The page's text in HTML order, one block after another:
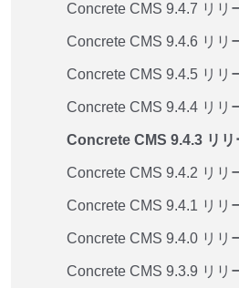
Concrete CMS 9.4.7 リリ
Concrete CMS 9.4.6 リリ
Concrete CMS 9.4.5 リリ
Concrete CMS 9.4.4 リリ
Concrete CMS 9.4.3 リリ
Concrete CMS 9.4.2 リリ
Concrete CMS 9.4.1 リリ
Concrete CMS 9.4.0 リリ
Concrete CMS 9.3.9 リリ